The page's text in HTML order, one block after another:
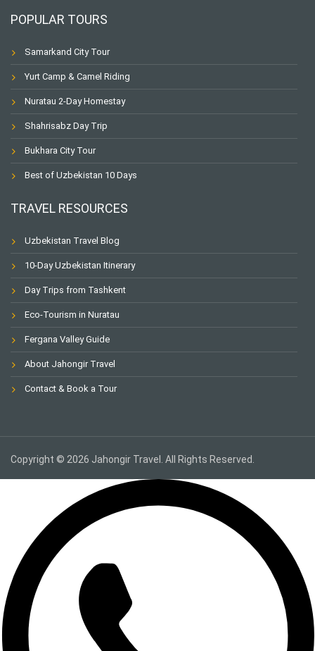
POPULAR TOURS
Samarkand City Tour
Yurt Camp & Camel Riding
Nuratau 2-Day Homestay
Shahrisabz Day Trip
Bukhara City Tour
Best of Uzbekistan 10 Days
TRAVEL RESOURCES
Uzbekistan Travel Blog
10-Day Uzbekistan Itinerary
Day Trips from Tashkent
Eco-Tourism in Nuratau
Fergana Valley Guide
About Jahongir Travel
Contact & Book a Tour
Copyright © 2026 Jahongir Travel. All Rights Reserved.